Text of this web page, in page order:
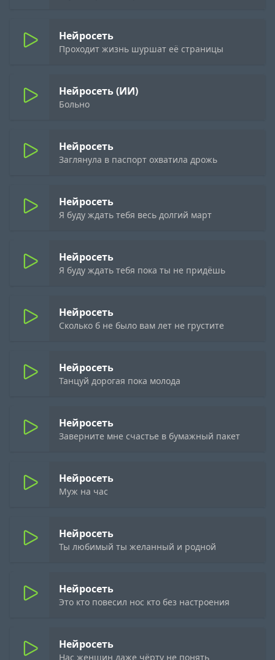
Нейросеть
Проходит жизнь шуршат её страницы
Нейросеть (ИИ)
Больно
Нейросеть
Заглянула в паспорт охватила дрожь
Нейросеть
Я буду ждать тебя весь долгий март
Нейросеть
Я буду ждать тебя пока ты не придёшь
Нейросеть
Сколько б не было вам лет не грустите
Нейросеть
Танцуй дорогая пока молода
Нейросеть
Заверните мне счастье в бумажный пакет
Нейросеть
Муж на час
Нейросеть
Ты любимый ты желанный и родной
Нейросеть
Это кто повесил нос кто без настроения
Нейросеть
Нас женщин даже чёрту не понять